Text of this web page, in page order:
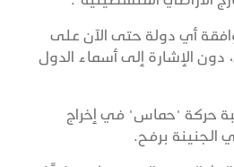
أي دولة حتى الآن على
دون الإشارة إلى أسماء الدول
حركة "حماس" في إخراج
الجنينة برفح.